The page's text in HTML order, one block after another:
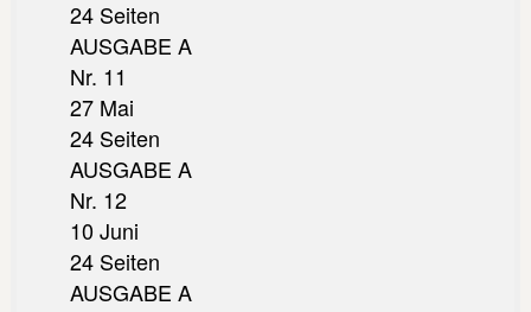
24 Seiten
AUSGABE A
Nr. 11
27 Mai
24 Seiten
AUSGABE A
Nr. 12
10 Juni
24 Seiten
AUSGABE A